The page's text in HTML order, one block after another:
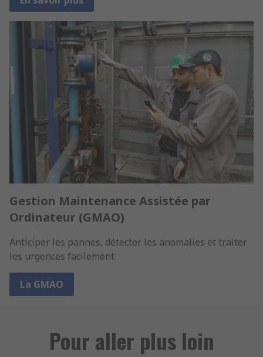
Gestion Maintenance Assistée par
Ordinateur (GMAO)
Anticiper les pannes, détecter les anomalies et traiter
les urgences facilement
La GMAO
Pour aller plus loin